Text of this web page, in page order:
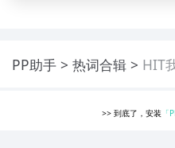
PP助手 热词合辑 HIT
>> 到底了，安装 「